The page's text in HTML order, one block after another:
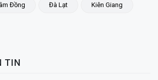
Đồng Đà Lạt Kiên Giang
TIN